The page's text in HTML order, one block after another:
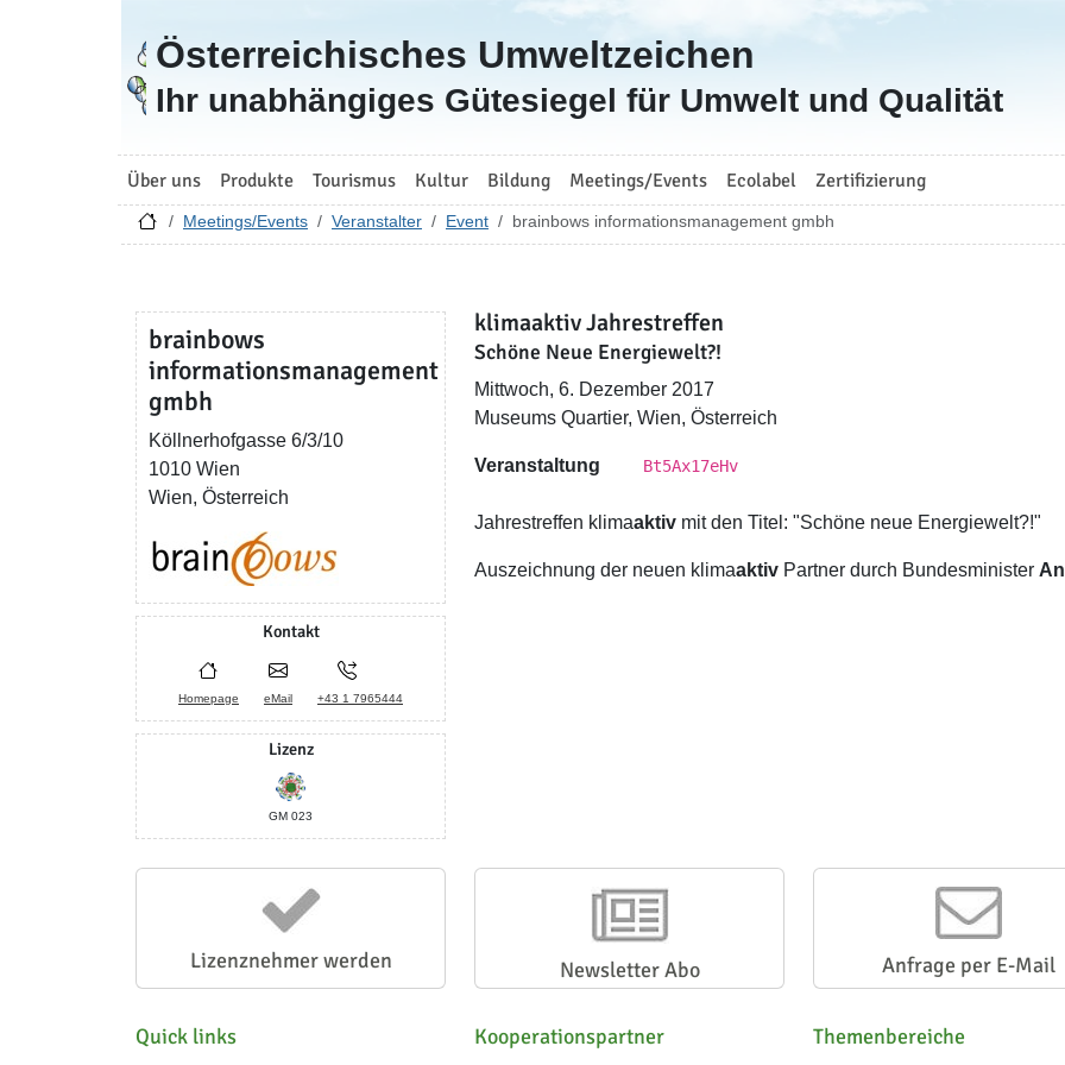
Zur Startseite
Österreichisches Umweltzeichen
Ihr unabhängiges Gütesiegel für Umwelt und Qualität
Über uns Produkte Tourismus Kultur Bildung Meetings/Events Ecolabel Zertifizierung
Meetings/Events Veranstalter Event brainbows informationsmanagement gmbh
brainbows
informationsmanagement
gmbh
Köllnerhofgasse 6/3/10
1010 Wien
Wien, Österreich
Kontakt
Homepage eMail +43 1 7965444
Lizenz
GM 023
klimaaktiv Jahrestreffen
Schöne Neue Energiewelt?!
Mittwoch, 6. Dezember 2017
Museums Quartier, Wien, Österreich
Veranstaltung Bt5Ax17eHv
Jahrestreffen klimaaktiv mit den Titel: "Schöne neue Energiewelt?!"
Auszeichnung der neuen klimaaktiv Partner durch Bundesminister
Lizenznehmer werden Newsletter Abo Anfrage per E-Mail
Quick links Kooperationspartner Themenbereiche